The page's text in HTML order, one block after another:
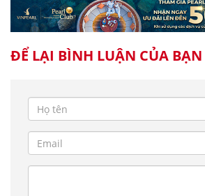
ĐỂ LẠI BÌNH LUẬN CỦA BẠN